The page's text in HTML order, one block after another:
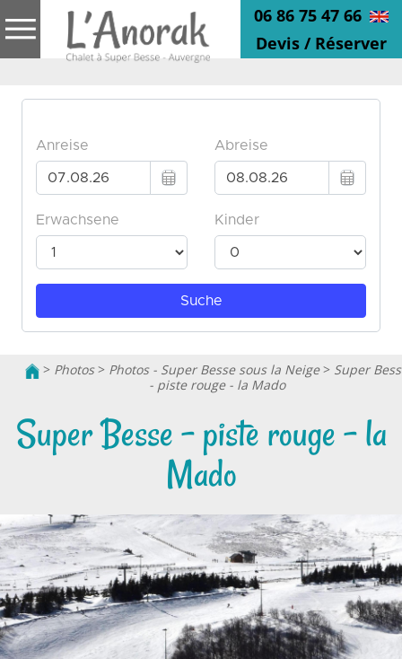
06 86 75 47 66
Devis / Réserver
> Photos> Photos - Super Besse sous la Neige> Super
- piste rouge - la Mado
Super Besse - piste rouge - la
Mado